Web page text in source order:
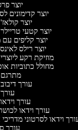
יוצר
יוצר קדימונים
יוצר
יוצר קטעי
יוצר קליפים
יוצר רילס
מוזיקת רקע
מחולל כתוביות
עורך
עורך
עורך וידאו
עורך וידאו לסרטוני
עורך